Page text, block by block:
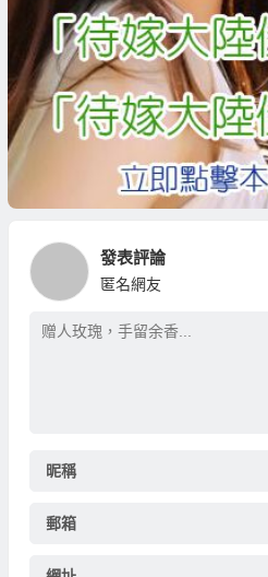
發表評論
匿名網友
昵稱
郵箱